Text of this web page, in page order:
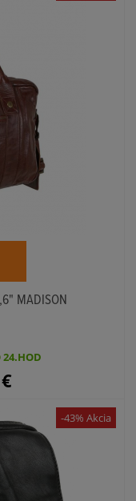
MADISON
24.HOD
€
-43% Akcia